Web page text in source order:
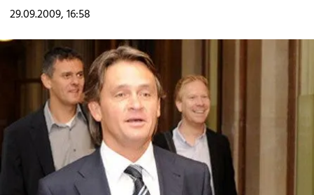
29.09.2009, 16:58